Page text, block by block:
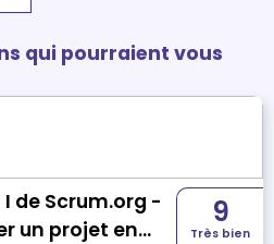
qui pourraient vous
I de Scrum.org -
un projet en
9
Très bien